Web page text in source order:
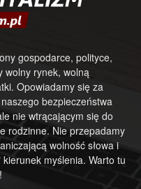
gospodarce, polityce,
wolny rynek, wolną
Opowiadamy się za
bezpieczeństwa
nie wtrącającym się do
rodzinne. Nie przepadamy
wolność słowa i
kierunek myślenia. Warto tu